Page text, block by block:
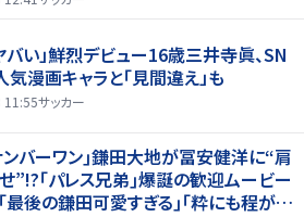
ヤバい」鮮烈デビュー16歳三井寺眞、SN
漫画キャラと「見間違え」も
サッカー
ンバーワン｣鎌田大地が冨安健洋に“肩
”!?｢パレス兄弟｣爆誕の歓迎ムービー
最後の鎌田可愛すぎる｣｢粋にも程があ